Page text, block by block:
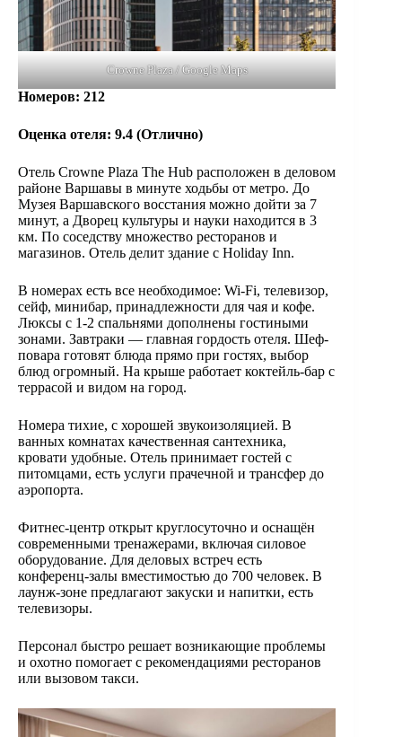
Crowne Plaza / Google Maps
Номеров: 212
Оценка отеля: 9.4 (Отлично)
Отель Crowne Plaza The Hub расположен в деловом
районе Варшавы в минуте ходьбы от метро. До
Музея Варшавского восстания можно дойти за 7
минут, а Дворец культуры и науки находится в 3
км. По соседству множество ресторанов и
магазинов. Отель делит здание с Holiday Inn.
В номерах есть все необходимое: Wi-Fi, телевизор,
сейф, минибар, принадлежности для чая и кофе.
Люксы с 1-2 спальнями дополнены гостиными
зонами. Завтраки — главная гордость отеля. Шеф-
повара готовят блюда прямо при гостях, выбор
блюд огромный. На крыше работает коктейль-бар с
террасой и видом на город.
Номера тихие, с хорошей звукоизоляцией. В
ванных комнатах качественная сантехника,
кровати удобные. Отель принимает гостей с
питомцами, есть услуги прачечной и трансфер до
аэропорта.
Фитнес-центр открыт круглосуточно и оснащён
современными тренажерами, включая силовое
оборудование. Для деловых встреч есть
конференц-залы вместимостью до 700 человек. В
лаунж-зоне предлагают закуски и напитки, есть
телевизоры.
Персонал быстро решает возникающие проблемы
и охотно помогает с рекомендациями ресторанов
или вызовом такси.